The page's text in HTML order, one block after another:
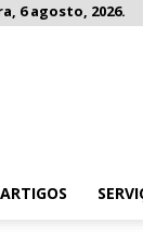
6 agosto, 2026.
ARTIGOS